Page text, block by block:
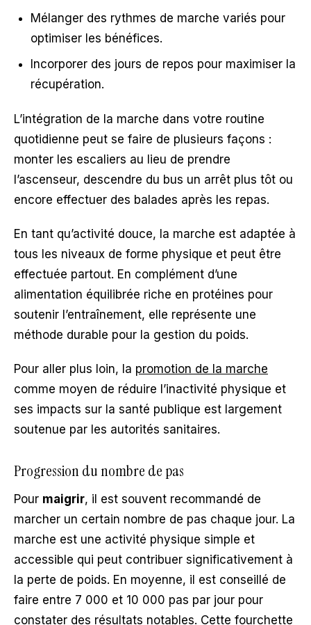
Mélanger des rythmes de marche variés pour
optimiser les bénéfices.
Incorporer des jours de repos pour maximiser la
récupération.
L’intégration de la marche dans votre routine
quotidienne peut se faire de plusieurs façons :
monter les escaliers au lieu de prendre
l’ascenseur, descendre du bus un arrêt plus tôt ou
encore effectuer des balades après les repas.
En tant qu’activité douce, la marche est adaptée à
tous les niveaux de forme physique et peut être
effectuée partout. En complément d’une
alimentation équilibrée riche en protéines pour
soutenir l’entraînement, elle représente une
méthode durable pour la gestion du poids.
Pour aller plus loin, la promotion de la marche
comme moyen de réduire l’inactivité physique et
ses impacts sur la santé publique est largement
soutenue par les autorités sanitaires.
Progression du nombre de pas
Pour maigrir, il est souvent recommandé de
marcher un certain nombre de pas chaque jour. La
marche est une activité physique simple et
accessible qui peut contribuer significativement à
la perte de poids. En moyenne, il est conseillé de
faire entre 7 000 et 10 000 pas par jour pour
constater des résultats notables. Cette fourchette